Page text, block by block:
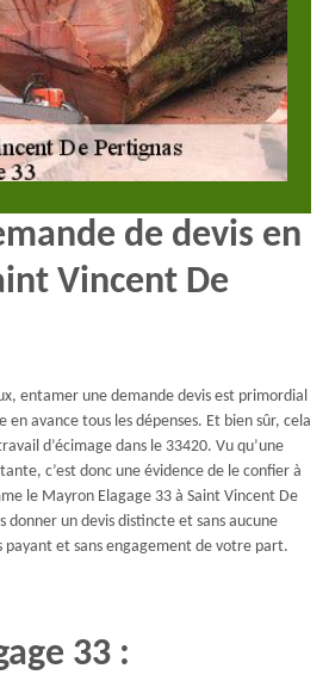
de devis en
Vincent De
entamer une demande devis est primordial
avance tous les dépenses. Et bien sûr, cela
d’écimage dans le 33420. Vu qu’une
c’est donc une évidence de le confier à
le Mayron Elagage 33 à Saint Vincent De
donner un devis distincte et sans aucune
payant et sans engagement de votre part.
33 :